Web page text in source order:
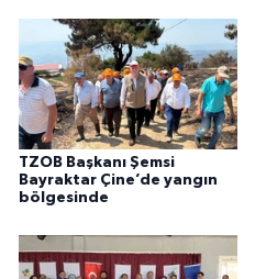
TZOB Başkanı Şemsi
Bayraktar Çine’de yangın
bölgesinde